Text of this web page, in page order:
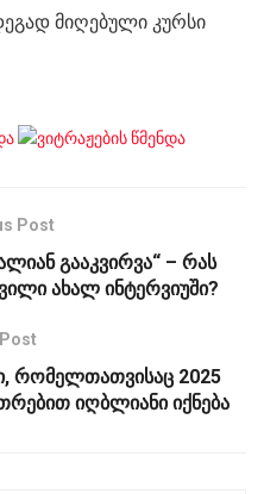
მიღებული კურსი
Post
გააკვირვა“ – რას
ახალ ინტერვიუში?
რომელთათვისაც 2025
იღბლიანი იქნება